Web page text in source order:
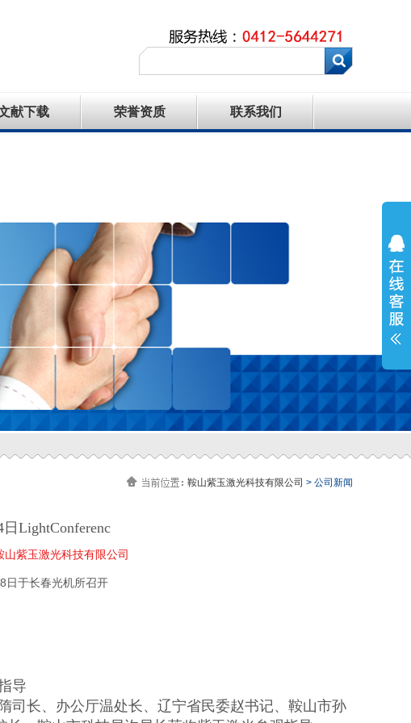
献下载 荣誉资质 联系我们
鞍山紫玉激光科技有限公司 > 公司新闻
LightConferenc
山紫玉激光科技有限公司
日于长春光机所召开
导
司长、办公厅温处长、辽宁省民委赵书记、鞍山市孙